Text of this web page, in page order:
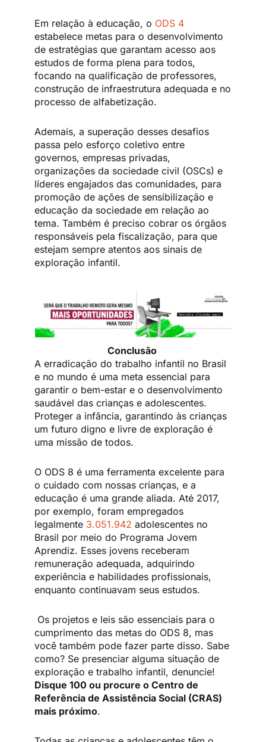
Em relação à educação, o ODS 4
estabelece metas para o desenvolvimento
de estratégias que garantam acesso aos
estudos de forma plena para todos,
focando na qualificação de professores,
construção de infraestrutura adequada e no
processo de alfabetização.
Ademais, a superação desses desafios
passa pelo esforço coletivo entre
governos, empresas privadas,
organizações da sociedade civil (OSCs) e
líderes engajados das comunidades, para
promoção de ações de sensibilização e
educação da sociedade em relação ao
tema. Também é preciso cobrar os órgãos
responsáveis pela fiscalização, para que
estejam sempre atentos aos sinais de
exploração infantil.
Conclusão
A erradicação do trabalho infantil no Brasil
e no mundo é uma meta essencial para
garantir o bem-estar e o desenvolvimento
saudável das crianças e adolescentes.
Proteger a infância, garantindo às crianças
um futuro digno e livre de exploração é
uma missão de todos.
O ODS 8 é uma ferramenta excelente para
o cuidado com nossas crianças, e a
educação é uma grande aliada. Até 2017,
por exemplo, foram empregados
legalmente 3.051.942 adolescentes no
Brasil por meio do Programa Jovem
Aprendiz. Esses jovens receberam
remuneração adequada, adquirindo
experiência e habilidades profissionais,
enquanto continuavam seus estudos.
Os projetos e leis são essenciais para o
cumprimento das metas do ODS 8, mas
você também pode fazer parte disso. Sabe
como? Se presenciar alguma situação de
exploração e trabalho infantil, denuncie!
Disque 100 ou procure o Centro de
Referência de Assistência Social (CRAS)
mais próximo.